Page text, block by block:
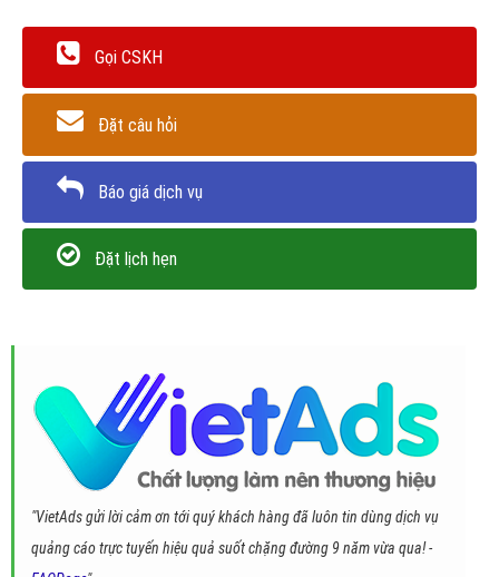
Gọi CSKH
Đặt câu hỏi
Báo giá dịch vụ
Đặt lịch hẹn
"VietAds gửi lời cảm ơn tới quý khách hàng đã luôn tin dùng dịch vụ
quảng cáo trực tuyến hiệu quả suốt chặng đường 9 năm vừa qua! -